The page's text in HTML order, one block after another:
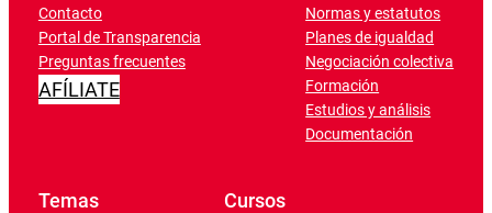
Contacto
Portal de Transparencia
Preguntas frecuentes
AFÍLIATE
Normas y estatutos
Planes de igualdad
Negociación colectiva
Formación
Estudios y análisis
Documentación
Temas Cursos